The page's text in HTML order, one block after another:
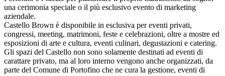
una cerimonia speciale o il più esclusivo evento di marketing
aziendale.
Castello Brown è disponibile in esclusiva per eventi privati,
congressi, meeting, matrimoni, feste e celebrazioni, oltre a mostre ed
esposizioni di arte e cultura, eventi culinari, degustazioni e catering.
Gli spazi del Castello non sono solamente destinati ad eventi di
carattare privato, ma al loro interno vengono anche organizzati, da
parte del Comune di Portofino che ne cura la gestione, eventi di